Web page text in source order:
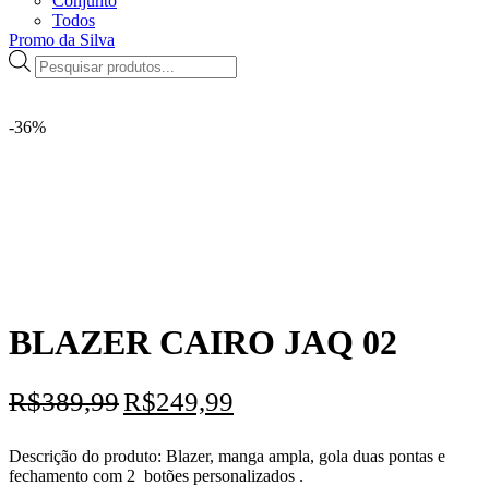
Todos
Promo da Silva
Pesquisar
produtos
-36%
BLAZER CAIRO JAQ 02
R$389,99 O
preço
era:
R$389,99.
R$249,99preço
é:
R$249,99.
Descrição do produto: Blazer, manga ampla, gola duas pontas e
fechamento com 2 botões personalizados .